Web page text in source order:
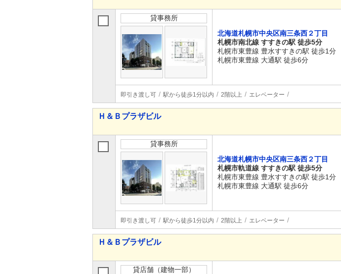
貸事務所
北海道札幌市中央区南三条西２丁目
札幌市南北線 すすきの駅 徒歩5分
札幌市東豊線 豊水すすきの駅 徒歩1分
札幌市東豊線 大通駅 徒歩6分
即引き渡し可 駅から徒歩1分以内 2階以上 エレベーター
Ｈ＆Ｂプラザビル
貸事務所
北海道札幌市中央区南三条西２丁目
札幌市軌道線 すすきの駅 徒歩5分
札幌市東豊線 豊水すすきの駅 徒歩1分
札幌市東豊線 大通駅 徒歩6分
即引き渡し可 駅から徒歩1分以内 2階以上 エレベーター
Ｈ＆Ｂプラザビル
貸店舗（建物一部）